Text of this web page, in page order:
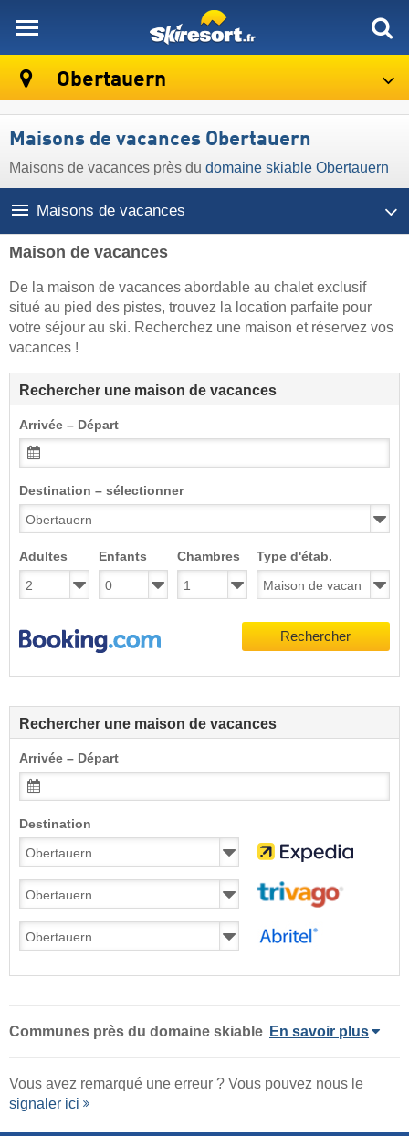
Obertauern
Maisons de vacances Obertauern
Maisons de vacances près du domaine skiable Obertauern
Maisons de vacances
Maison de vacances
De la maison de vacances abordable au chalet exclusif
situé au pied des pistes, trouvez la location parfaite pour
votre séjour au ski. Recherchez une maison et réservez vos
vacances !
Rechercher une maison de vacances
Arrivée – Départ
Destination – sélectionner
Adultes Enfants Chambres Type d'étab.
Rechercher
Rechercher une maison de vacances
Arrivée – Départ
Destination
Communes près du domaine skiable En savoir plus
Vous avez remarqué une erreur ? Vous pouvez nous le
signaler ici